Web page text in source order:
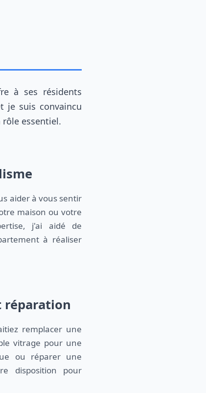
je suis convaincu
essentiel.
aider à vous sentir
maison ou votre
j'ai aidé de
à réaliser
réparation
remplacer une
vitrage pour une
ou réparer une
disposition pour